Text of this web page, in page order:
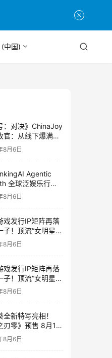
(中国)
：对决》ChinaJoy
官：从线下爆满看
的真实期待
8月6日
Agentic
全球泛娱乐行业
Agent 时代，人到
8月6日
戏发行IP矩阵再落
子！顶流“女明星”
LOOPY 正版
手游《消消奇遇》
8月6日
戏发行IP矩阵再落
子！顶流“女明星”
LOOPY 正版
8月6日
全新特写亮相！
刃零》预售 8月12
8月6日